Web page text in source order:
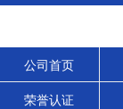
公司首页
荣誉认证